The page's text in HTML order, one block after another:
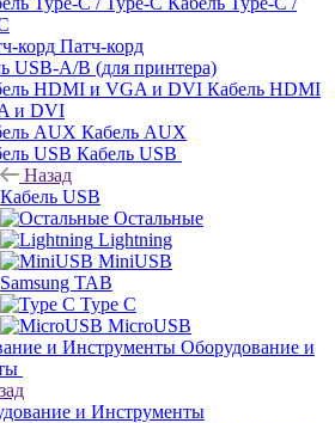
Патч-корд
USB-A/B (для принтера)
Кабель HDMI
и DVI
Кабель AUX
Кабель USB
Назад
Кабель USB
Остальные
Lightning
MiniUSB
Samsung TAB
Type C
MicroUSB
Оборудование и
и Инструменты